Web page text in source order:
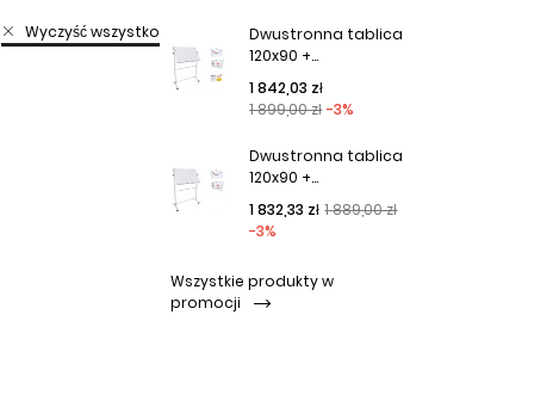
Wyczyść wszystko
Dwustronna tablica
120x90 +...
Cena podstawowa
1 899,00 zł -3%
Cena
1 842,03 zł
Dwustronna tablica
120x90 +...
Cena podstawowa
1 889,00 zł
-3%
Cena
1 832,33 zł
Wszystkie produkty w
promocji